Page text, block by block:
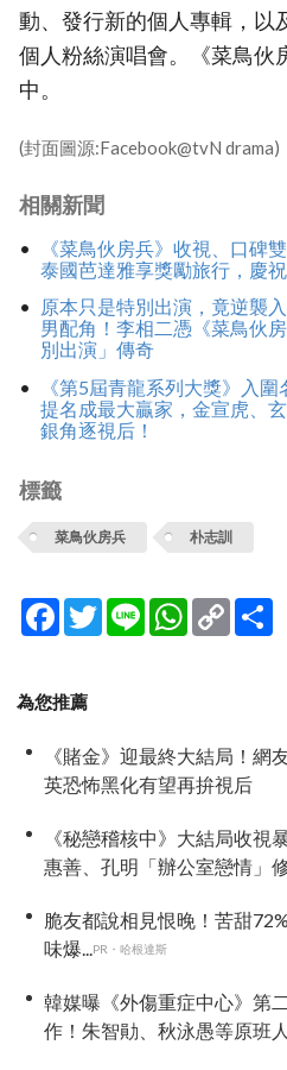
動、發行新的個人專輯，以
個人粉絲演唱會。《菜鳥伙
中。
(封面圖源:Facebook@tvN drama)
相關新聞
《菜鳥伙房兵》收視、口碑
泰國芭達雅享獎勵旅行，慶
原本只是特別出演，竟逆襲
男配角！李相二憑《菜鳥伙
別出演」傳奇
《第5屆青龍系列大獎》入
提名成最大贏家，金宣虎、
銀角逐視后！
標籤
菜鳥伙房兵 朴志訓
Facebook
TwitterLine WhatsApp
Copy
Link
為您推薦
《賭金》迎最終大結局！
英恐怖黑化有望再拚視后
《秘戀稽核中》大結局收視
惠善、孔明「辦公室戀情」
脆友都說相見恨晚！苦甜
味爆...
PR・哈根達斯
韓媒曝《外傷重症中心》第
作！朱智勛、秋泳愚等原班